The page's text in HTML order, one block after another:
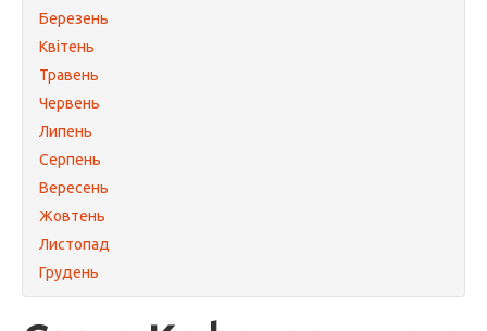
Березень
Квітень
Травень
Червень
Липень
Серпень
Вересень
Жовтень
Листопад
Грудень